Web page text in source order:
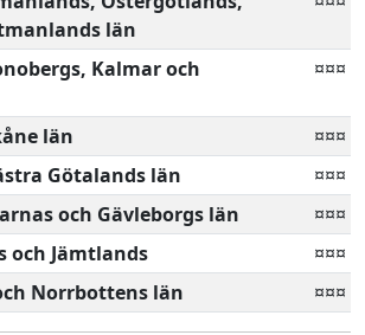
län
Kalmar och
¤¤¤
län
¤¤¤
Götalands län
¤¤¤
och Gävleborgs län
¤¤¤
och Jämtlands
¤¤¤
Norrbottens län
¤¤¤